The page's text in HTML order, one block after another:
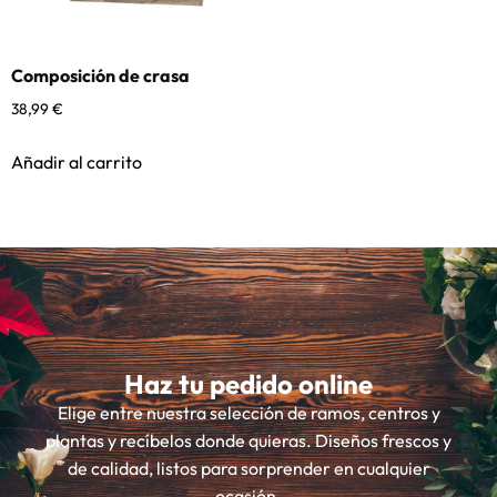
Composición de crasa
38,99€
Añadir al carrito
Haz tu pedido online
Elige entre nuestra selección de ramos, centros y
plantas y recíbelos donde quieras. Diseños frescos y
de calidad, listos para sorprender en cualquier